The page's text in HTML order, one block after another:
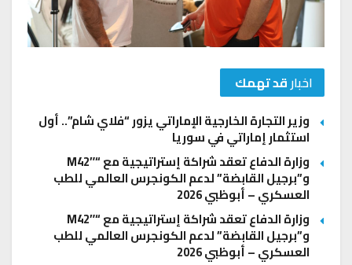
اخبارقد تهمك
وزير التجارة الخارجية الإماراتي يزور “فلاي شام”.. أول
استثمار إماراتي في سوريا
وزارة الدفاع تعقد شراكة إستراتيجية مع “M42″
و”برجيل القابضة” لدعم الكونجرس العالمي للطب
العسكري – أبوظبي 2026
وزارة الدفاع تعقد شراكة إستراتيجية مع “M42″
و”برجيل القابضة” لدعم الكونجرس العالمي للطب
العسكري – أبوظبي 2026